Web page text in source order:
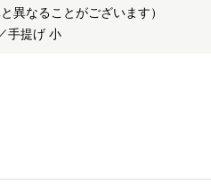
異なることがございます）
手提げ 小